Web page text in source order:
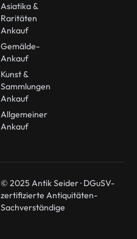
Asiatika &
Raritäten
Ankauf
Gemälde-
Ankauf
Kunst &
Sammlungen
Ankauf
Allgemeiner
Ankauf
© 2025 Antik Seider · DGuSV-
zertifizierte Antiquitäten-
Sachverständige